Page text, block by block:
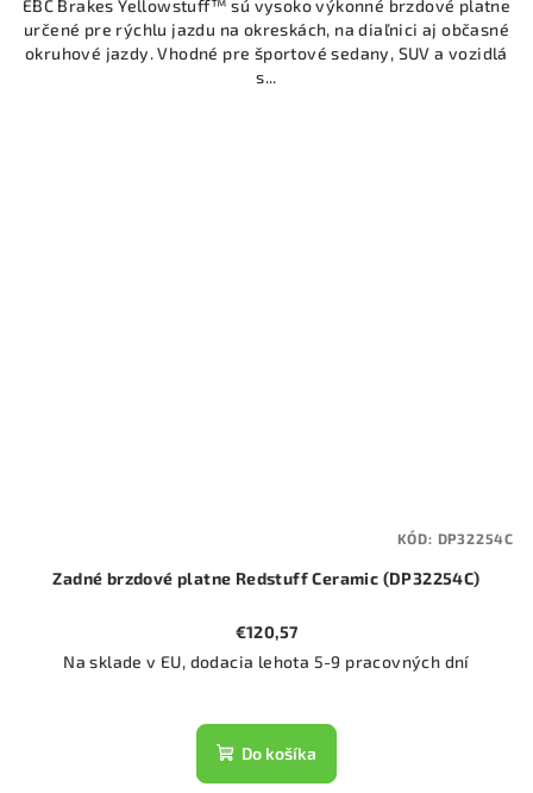
EBC Brakes Yellowstuff™ sú vysoko výkonné brzdové platne
určené pre rýchlu jazdu na okreskách, na diaľnici aj občasné
okruhové jazdy. Vhodné pre športové sedany, SUV a vozidlá
s...
Zadné brzdové platne Redstuff Ceramic (DP32254C)
€120,57
Na sklade v EU, dodacia lehota 5-9 pracovných dní
Do košíka
KÓD: DP32254C